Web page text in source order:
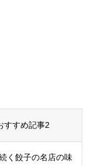
すすめ記事2
く餃子の名店の味